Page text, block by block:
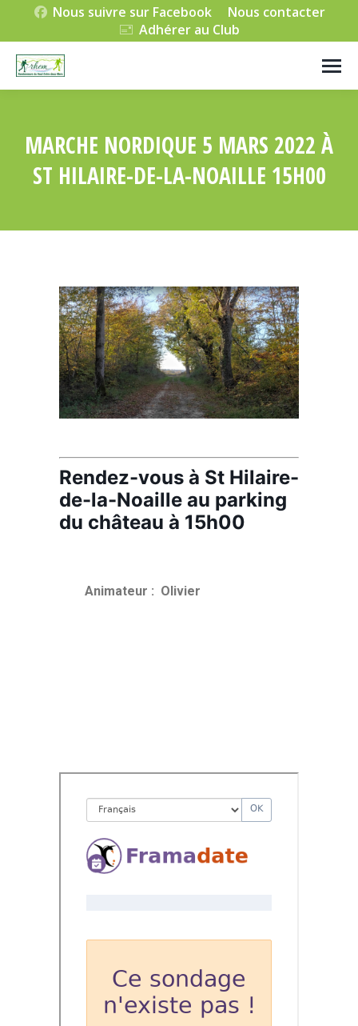
Nous suivre sur Facebook
Nous contacter
Adhérer au Club
MARCHE NORDIQUE 5 MARS 2022 À
ST HILAIRE-DE-LA-NOAILLE 15H00
Rendez-vous à St Hilaire-
de-la-Noaille au parking
du château à 15h00
Animateur : Olivier